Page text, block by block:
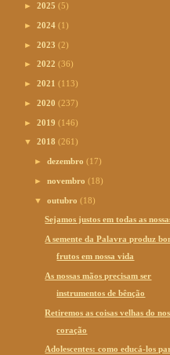
► 2025 (5)
► 2024 (1)
► 2023 (2)
► 2022 (36)
► 2021 (113)
► 2020 (237)
► 2019 (146)
▼ 2018 (261)
►dezembro(17)
►novembro(18)
▼outubro(18)
Sejamos justos em todas as
A semente da Palavra produz
frutos em nossa vida
As nossas mãos precisam ser
instrumentos de bênção
Retiremos as coisas velhas do
coração
Adolescentes: como educá-los